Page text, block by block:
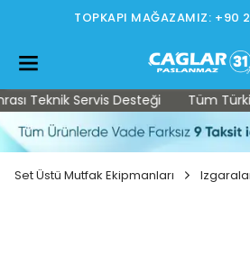
TOPKAPI MAĞAZAMIZ: +90
Teknik Servis Desteği Tüm
Set Üstü Mutfak Ekipmanları